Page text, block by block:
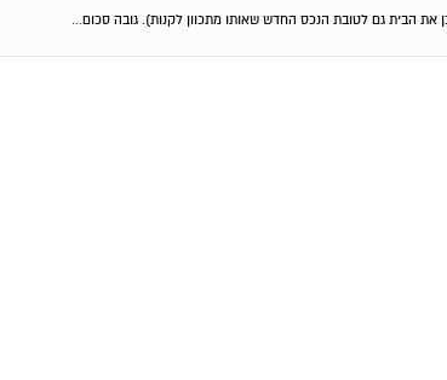
את הבית גם לטובת הנכס החדש שאותו מתכוון לקנות). גובה סכום...